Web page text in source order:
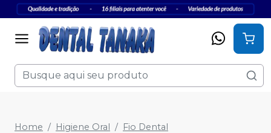
Home Higiene Oral
Fio Dental